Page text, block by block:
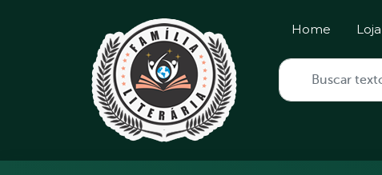
Home Loja